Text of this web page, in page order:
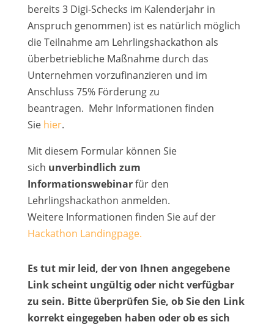
bereits 3 Digi-Schecks im Kalenderjahr in
Anspruch genommen) ist es natürlich möglich
die Teilnahme am Lehrlingshackathon als
überbetriebliche Maßnahme durch das
Unternehmen vorzufinanzieren und im
Anschluss 75% Förderungzu
beantragen. Mehr Informationen finden
Sie hier.
Mit diesem Formular können Sie
sich unverbindlich zum
Informationswebinarfür den
Lehrlingshackathon anmelden.
Weitere Informationen finden Sie aufder
Hackathon Landingpage.
Es tut mir leid, der von Ihnen angegebene
Link scheint ungültig oder nicht verfügbar
zu sein. Bitte überprüfen Sie, ob Sie den Link
korrekt eingegeben haben oder ob es sich